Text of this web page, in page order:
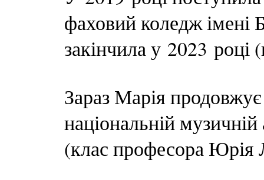
фаховий коледж імені
закінчила у 2023 році
Зараз Марія
національній
(клас професора Юрія